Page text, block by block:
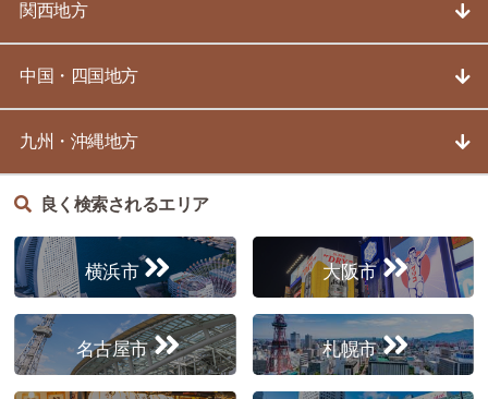
関西地方
中国・四国地方
九州・沖縄地方
良く検索されるエリア
横浜市 大阪市
名古屋市 札幌市